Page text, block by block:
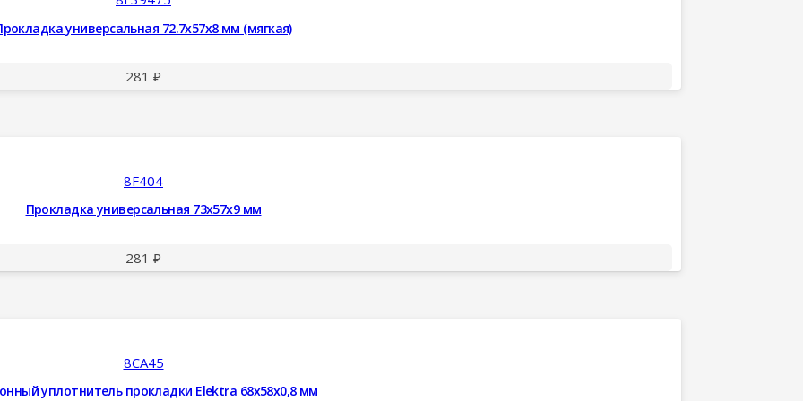
универсальная 72.7x57x8 мм (мягкая)
281 ₽
8F404
Прокладка универсальная 73x57x9 мм
281 ₽
8CA45
уплотнитель прокладки Elektra 68x58x0,8 мм